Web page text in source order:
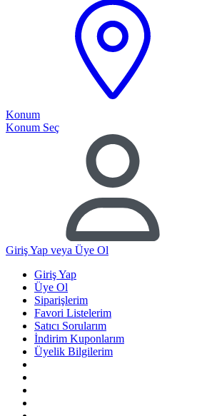
Konum
Konum Seç
Giriş Yap veya Üye Ol
Giriş Yap
Üye Ol
Siparişlerim
Favori Listelerim
Satıcı Sorularım
İndirim Kuponlarım
Üyelik Bilgilerim